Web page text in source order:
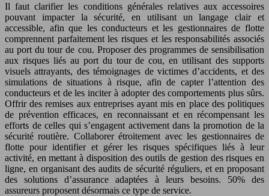
Il faut clarifier les conditions générales relatives aux accessoires
pouvant impacter la sécurité, en utilisant un langage clair et
accessible, afin que les conducteurs et les gestionnaires de flotte
comprennent parfaitement les risques et les responsabilités associés
au port du tour de cou. Proposer des programmes de sensibilisation
aux risques liés au port du tour de cou, en utilisant des supports
visuels attrayants, des témoignages de victimes d’accidents, et des
simulations de situations à risque, afin de capter l’attention des
conducteurs et de les inciter à adopter des comportements plus sûrs.
Offrir des remises aux entreprises ayant mis en place des politiques
de prévention efficaces, en reconnaissant et en récompensant les
efforts de celles qui s’engagent activement dans la promotion de la
sécurité routière. Collaborer étroitement avec les gestionnaires de
flotte pour identifier et gérer les risques spécifiques liés à leur
activité, en mettant à disposition des outils de gestion des risques en
ligne, en organisant des audits de sécurité réguliers, et en proposant
des solutions d’assurance adaptées à leurs besoins. 50% des
assureurs proposent désormais ce type de service.